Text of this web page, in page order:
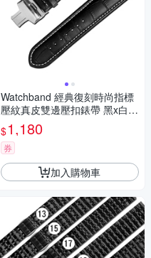
Watchband 經典復刻時尚指標
壓紋真皮雙邊壓扣錶帶 黑x白x
銀扣
$1,180
券
加入購物車